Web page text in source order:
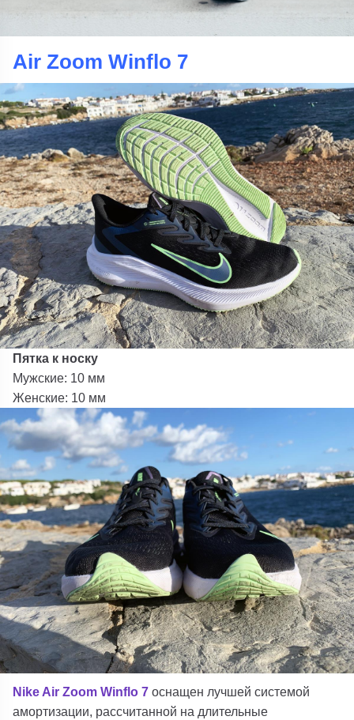
Air Zoom Winflo 7
Пятка к носку
Мужские: 10 мм
Женские: 10 мм
Nike Air Zoom Winflo 7 оснащен лучшей системой
амортизации, рассчитанной на длительные